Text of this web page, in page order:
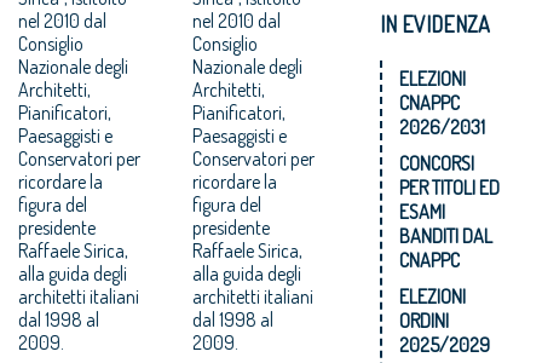
nel 2010 dal
Consiglio
Nazionale degli
Architetti,
Pianificatori,
Paesaggisti e
Conservatori per
ricordare la
figura del
presidente
Raffaele Sirica,
alla guida degli
architetti italiani
dal 1998 al
2009.
nel 2010 dal
Consiglio
Nazionale degli
Architetti,
Pianificatori,
Paesaggisti e
Conservatori per
ricordare la
figura del
presidente
Raffaele Sirica,
alla guida degli
architetti italiani
dal 1998 al
2009.
IN EVIDENZA
ELEZIONI
CNAPPC
2026/2031
CONCORSI
PER TITOLI ED
ESAMI
BANDITI DAL
CNAPPC
ELEZIONI
ORDINI
2025/2029